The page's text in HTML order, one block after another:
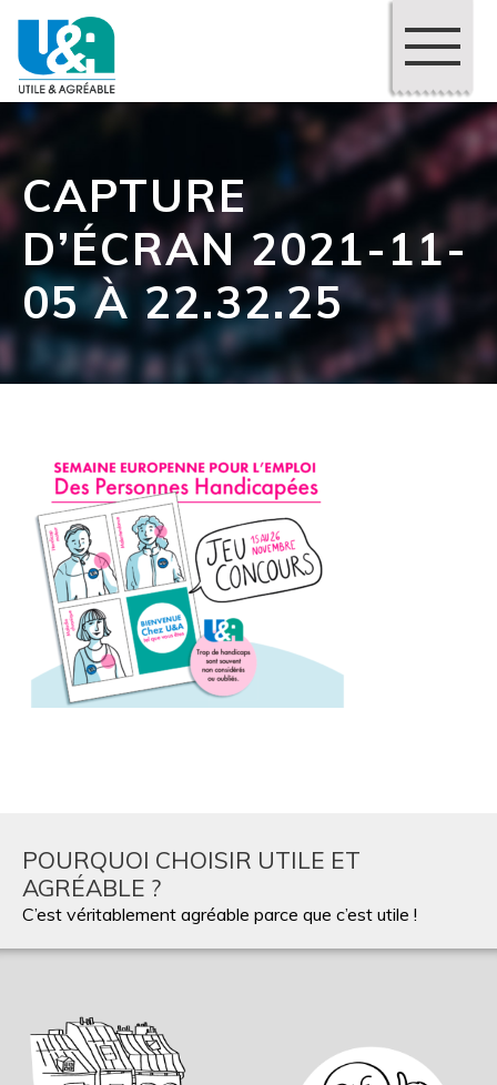
CAPTURE
D’ÉCRAN 2021-11-
05 À 22.32.25
POURQUOI CHOISIR UTILE ET
AGRÉABLE ?
C’est véritablement agréable parce que c’est utile !